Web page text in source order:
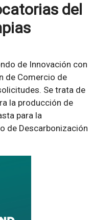
del
de Innovación con
de Comercio de
Se trata de
la producción de
para la
de Descarbonización